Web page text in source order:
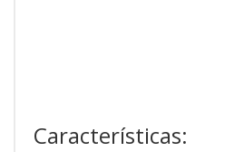
Características: